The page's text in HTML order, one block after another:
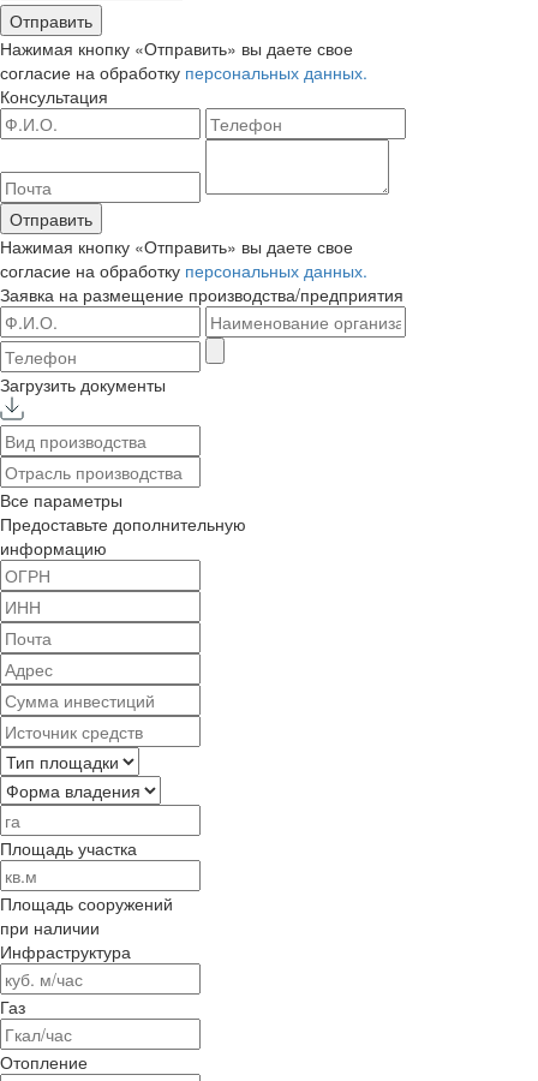
Отправить
Нажимая кнопку «Отправить» вы даете свое
согласие на обработку персональных данных.
Консультация
Отправить
Нажимая кнопку «Отправить» вы даете свое
согласие на обработку персональных данных.
Заявка на размещение производства/предприятия
Загрузить документы
Все параметры
Предоставьте дополнительную
информацию
Площадь участка
Площадь сооружений
при наличии
Инфраструктура
Газ
Отопление